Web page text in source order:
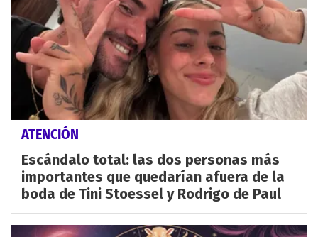
ATENCIÓN
Escándalo total: las dos personas más
importantes que quedarían afuera de la
boda de Tini Stoessel y Rodrigo de Paul